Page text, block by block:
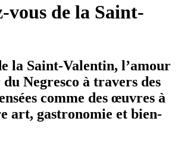
vous de la Saint-
la Saint-Valentin, l’amour
Negresco à travers des
comme des œuvres à
art, gastronomie et bien-